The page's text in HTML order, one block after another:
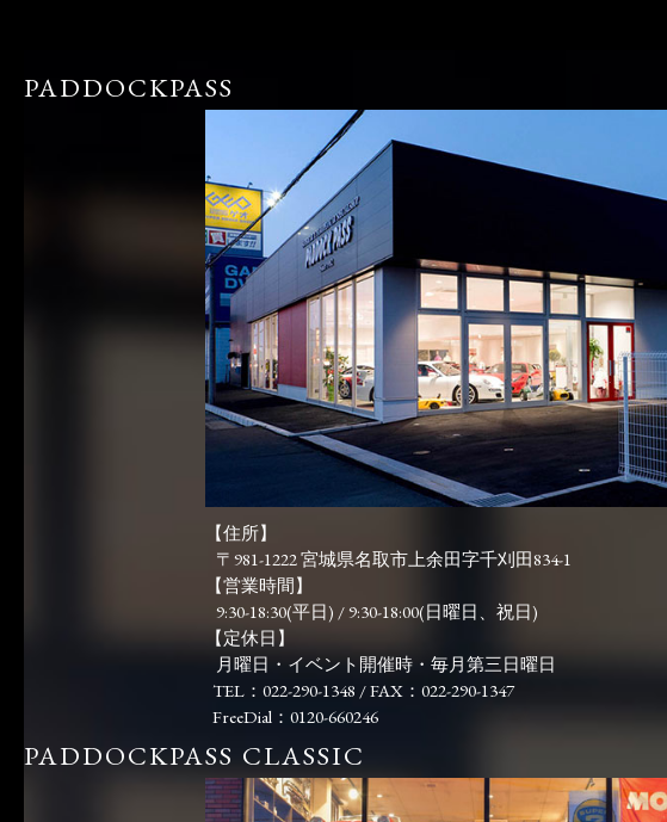
PADDOCKPASS
【住所】
〒981-1222 宮城県名取市上余田字千刈田834-1
【営業時間】
9:30-18:30(平日) / 9:30-18:00(日曜日、祝日)
【定休日】
月曜日・イベント開催時・毎月第三日曜日
TEL：022-290-1348 / FAX：022-290-1347
FreeDial：0120-660246
PADDOCKPASS CLASSIC